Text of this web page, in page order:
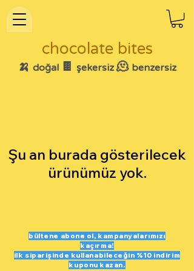
chocolate bites
🍌 doğal 🍫 şekersiz🫠 benzersiz
Şu an burada gösterilecek
ürünümüz yok.
bültene abone ol, kampanyalarımızı
kaçırma!
ilk siparişinde kullanabileceğin %10 indirim
kuponu kazan.